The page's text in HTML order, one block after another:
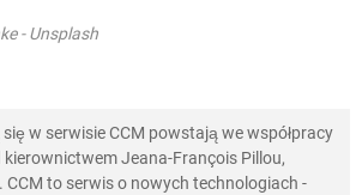
- Unsplash
w serwisie CCM powstają we współpracy
kierownictwem Jeana-François Pillou,
CCM to serwis o nowych technologiach -